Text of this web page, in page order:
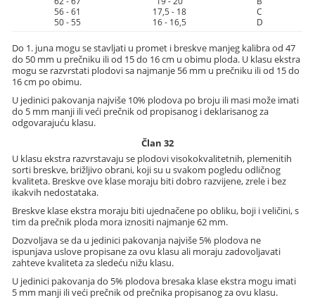
56 - 61
17,5 - 18
C
50 - 55
16 - 16,5 D
Do 1. juna mogu se stavljati u promet i breskve manjeg kalibra od 47
do 50 mm u prečniku ili od 15 do 16 cm u obimu ploda. U klasu ekstra
mogu se razvrstati plodovi sa najmanje 56 mm u prečniku ili od 15 do
16 cm po obimu.
U jedinici pakovanja najviše 10% plodova po broju ili masi može imati
do 5 mm manji ili veći prečnik od propisanog i deklarisanog za
odgovarajuću klasu.
Član 32
U klasu ekstra razvrstavaju se plodovi visokokvalitetnih, plemenitih
sorti breskve, brižljivo obrani, koji su u svakom pogledu odličnog
kvaliteta. Breskve ove klase moraju biti dobro razvijene, zrele i bez
ikakvih nedostataka.
Breskve klase ekstra moraju biti ujednačene po obliku, boji i veličini, s
tim da prečnik ploda mora iznositi najmanje 62 mm.
Dozvoljava se da u jedinici pakovanja najviše 5% plodova ne
ispunjava uslove propisane za ovu klasu ali moraju zadovoljavati
zahteve kvaliteta za sledeću nižu klasu.
U jedinici pakovanja do 5% plodova bresaka klase ekstra mogu imati
5 mm manji ili veći prečnik od prečnika propisanog za ovu klasu.